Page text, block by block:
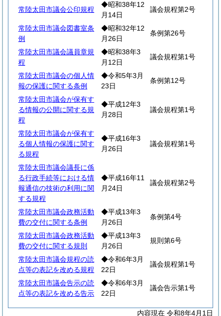
常陸太田市議会公印規程
◆昭和38年12
月14日
議会規程第2号
常陸太田市議会図書室条
例
◆昭和32年12
月26日
条例第26号
常陸太田市議会議員章規
程
◆昭和38年3
月12日
議会規程第1号
常陸太田市議会の個人情
報の保護に関する条例
◆令和5年3月
23日
条例第12号
常陸太田市議会が保有す
る情報の公開に関する規
程
◆平成12年3
月28日
議会規程第1号
常陸太田市議会が保有す
る個人情報の保護に関す
る規程
◆平成16年3
月26日
議会規程第1号
常陸太田市議会議長に係
る行政手続等における情
報通信の技術の利用に関
する規程
◆平成16年11
月24日
議会規程第2号
常陸太田市議会政務活動
費の交付に関する条例
◆平成13年3
月26日
条例第4号
常陸太田市議会政務活動
費の交付に関する規則
◆平成13年3
月26日
規則第6号
常陸太田市議会規程の読
点等の表記を改める規程
◆令和6年3月
22日
議会規程第1号
常陸太田市議会告示の読
点等の表記を改める告示
◆令和6年3月
22日
議会告示第1号
内容現在 令和8年4月1日